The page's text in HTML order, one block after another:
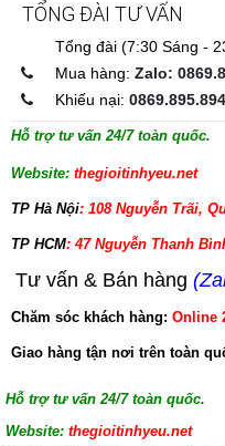
TỔNG ĐÀI TƯ VẤN
Tổng đài (7:30 Sáng -
Mua hàng: Zalo:
Khiếu nại: 0869.895.894
Hỗ trợ tư vấn 24/7 toàn quốc.
Website: thegioitinhyeu.net
TP Hà Nội: 108 Nguyễn Trãi,
TP HCM: 47 Nguyễn Thanh
Tư vấn & Bán hàng
Chăm sóc khách hàng: Online
Giao hàng tận nơi trên toàn
Hỗ trợ tư vấn 24/7 toàn quốc.
Website: thegioitinhyeu.net